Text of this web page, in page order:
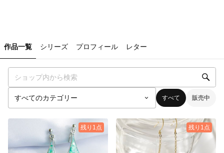
作品一覧 シリーズ プロフィール レター
すべて 販売中
残り1点 残り1点